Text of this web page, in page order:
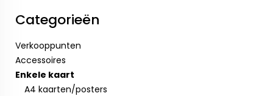
Categorieën
Verkooppunten
Accessoires
Enkele kaart
A4 kaarten/posters